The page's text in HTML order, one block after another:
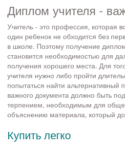
Диплом учителя -
Учитель - это профессия, которая
один ребенок не обходится без
в школе. Поэтому получение
становится необходимостью для
получения хорошего места. Для
учителя нужно либо пройти
попытаться найти альтернативный
важного документа должно быть
терпением, необходимым для
объяснению материала, который
Купить легко